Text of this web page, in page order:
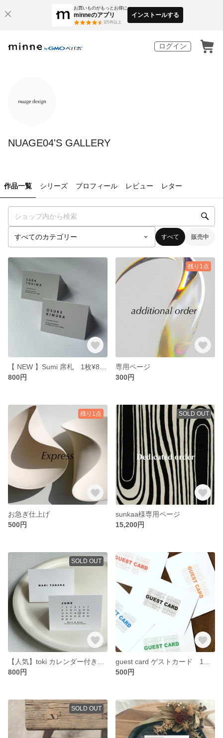
お買いものがもっとお得に
minneのアプリ
3万件以上
インストールする
ログイン
NUAGE04'S GALLERY
作品一覧 シリーズ プロフィール レビュー レター
すべて 販売中
800円
残り1点
専用ページ
300円
残り1点
お急ぎ仕上げ
500円
SOLD OUT
sunkaa様専用ページ
15,200円
SOLD OUT
800円
500円
SOLD OUT